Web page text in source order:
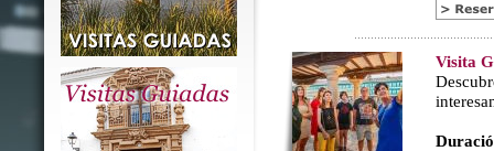
Visita